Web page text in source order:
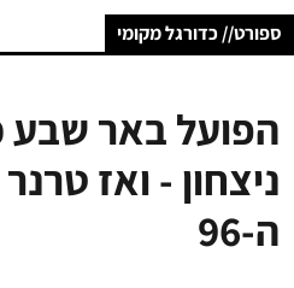
ספורט// כדורגל מקומי
הפועל באר שבע
ניצחון - ואז
ה-96